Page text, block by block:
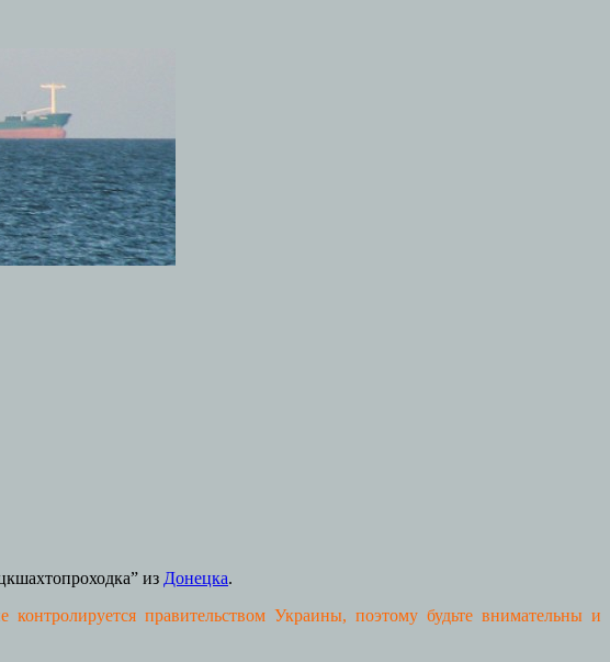
из Донецка.
правительством Украины, поэтому будьте внимательны и